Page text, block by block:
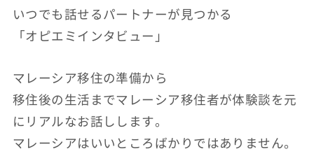
いつでも話せるパートナーが見つかる
「オピエミインタビュー」
マレーシア移住の準備から
移住後の生活までマレーシア移住者が体験談を元
にリアルなお話しします。
マレーシアはいいところばかりではありません。